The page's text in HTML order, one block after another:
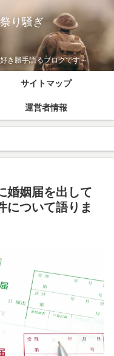
り騒ぎ
き勝手語るブログです～
サイトマップ
運営者情報
婚姻届を出して
について語りま